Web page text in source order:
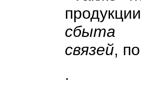
сбыта и
связей,
.